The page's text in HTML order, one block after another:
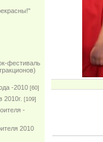
фестиваль
-2010 [60]
2010г. [109]
-
2010